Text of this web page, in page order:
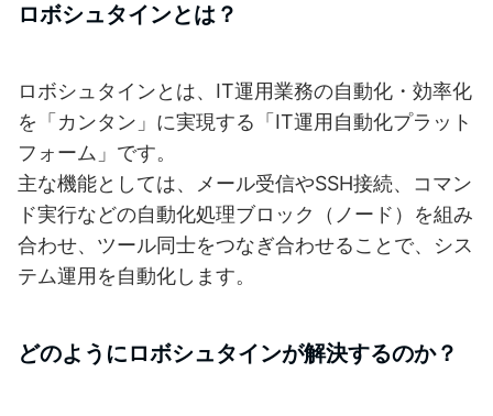
ロボシュタインとは？
ロボシュタインとは、IT運用業務の自動化・効率化
を「カンタン」に実現する「IT運用自動化プラット
フォーム」です。
主な機能としては、メール受信やSSH接続、コマン
ド実行などの自動化処理ブロック（ノード）を組み
合わせ、ツール同士をつなぎ合わせることで、シス
テム運用を自動化します。
どのようにロボシュタインが解決するのか？